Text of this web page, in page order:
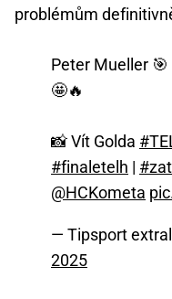
problémům
Peter Mueller
🤩🔥
📸 Vít Golda
#finaletelh |
@HCKometa
— Tipsport
2025